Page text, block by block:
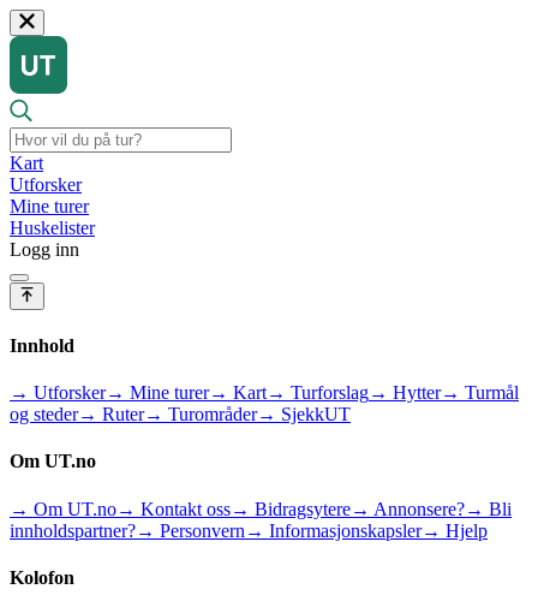
Kart
Utforsker
Mine turer
Huskelister
Logg inn
Innhold
→ Utforsker→ Mine turer→ Kart→ Turforslag→ Hytter→ Turmål
og steder→ Ruter→ Turområder→ SjekkUT
Om UT.no
→ Om UT.no→ Kontakt oss→ Bidragsytere→ Annonsere?→ Bli
innholdspartner?→ Personvern → Informasjonskapsler→ Hjelp
Kolofon